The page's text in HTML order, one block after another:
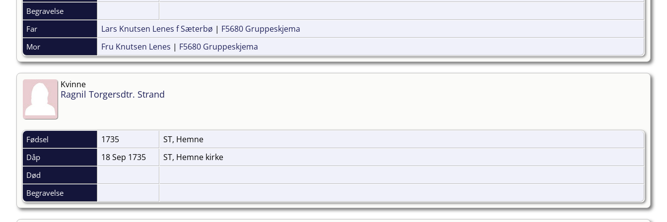
Begravelse
Far
Lars Knutsen Lenes f Sæterbø | F5680 Gruppeskjema
Mor Fru Knutsen Lenes | F5680 Gruppeskjema
Kvinne
Ragnil Torgersdtr. Strand
Fødsel 1735 ST, Hemne
Dåp 18 Sep 1735 ST, Hemne kirke
Død
Begravelse